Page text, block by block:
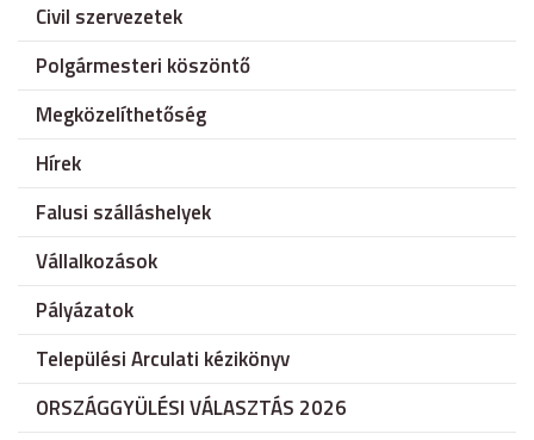
Civil szervezetek
Polgármesteri köszöntő
Megközelíthetőség
Hírek
Falusi szálláshelyek
Vállalkozások
Pályázatok
Települési Arculati kézikönyv
ORSZÁGGYÜLÉSI VÁLASZTÁS 2026